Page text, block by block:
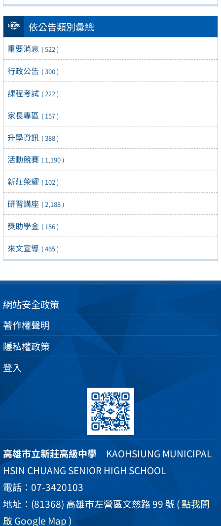
依公告類別彙總
重要消息 ( 522 )
行政公告 ( 300 )
課程考試 ( 222 )
家長專區 ( 157 )
升學資訊 ( 388 )
活動競賽 ( 1,190 )
新莊榮耀 ( 102 )
研習講座 ( 2,188 )
獎助學金 ( 156 )
來文宣導 ( 465 )
網站安全政策
著作權聲明
隱私權政策
登入
高雄市立新莊高級中學 KAOHSIUNG MUNICIPAL
HSIN CHUANG SENIOR HIGH SCHOOL
電話：07-3420103
地址：(81368) 高雄市左營區文慈路 99 號( 點我開
啟 Google Map )